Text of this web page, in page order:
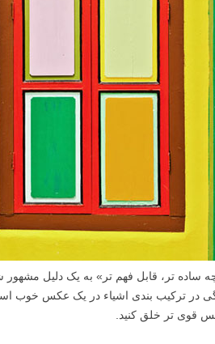
ساده تر، قابل فهم تر» به یک دلیل
در ترکیب بندی اشیاء در یک عکس خوب
قوی تر خلق کنید.